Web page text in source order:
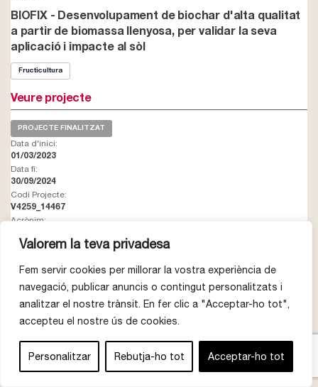
Valorem la teva privadesa
Fem servir cookies per millorar la vostra experiència de
navegació, publicar anuncis o contingut personalitzats i
analitzar el nostre trànsit. En fer clic a "Acceptar-ho tot",
accepteu el nostre ús de cookies.
Personalitzar Rebutja-ho tot Acceptar-ho tot
BIOFIX - Desenvolupament de biochar d'alta qualitat
a partir de biomassa llenyosa, per validar la seva
aplicació i impacte al sòl
Fructicultura
Veure projecte
PROJECTE FINALITZAT
Data d'inici:
01/03/2023
Data fi:
30/09/2024
Codi Projecte:
V4259_14467
Acrònim:
MILDIURISC - Adaptació dels models de risc de mildiu
a les condicions climàtiques de la DO Empordà i
d'altres zones vitivinícoles de Catalunya per tal de
reduir l'ús de coure en PAE
Protecció vegetal sostenible Fructicultura
Veure projecte